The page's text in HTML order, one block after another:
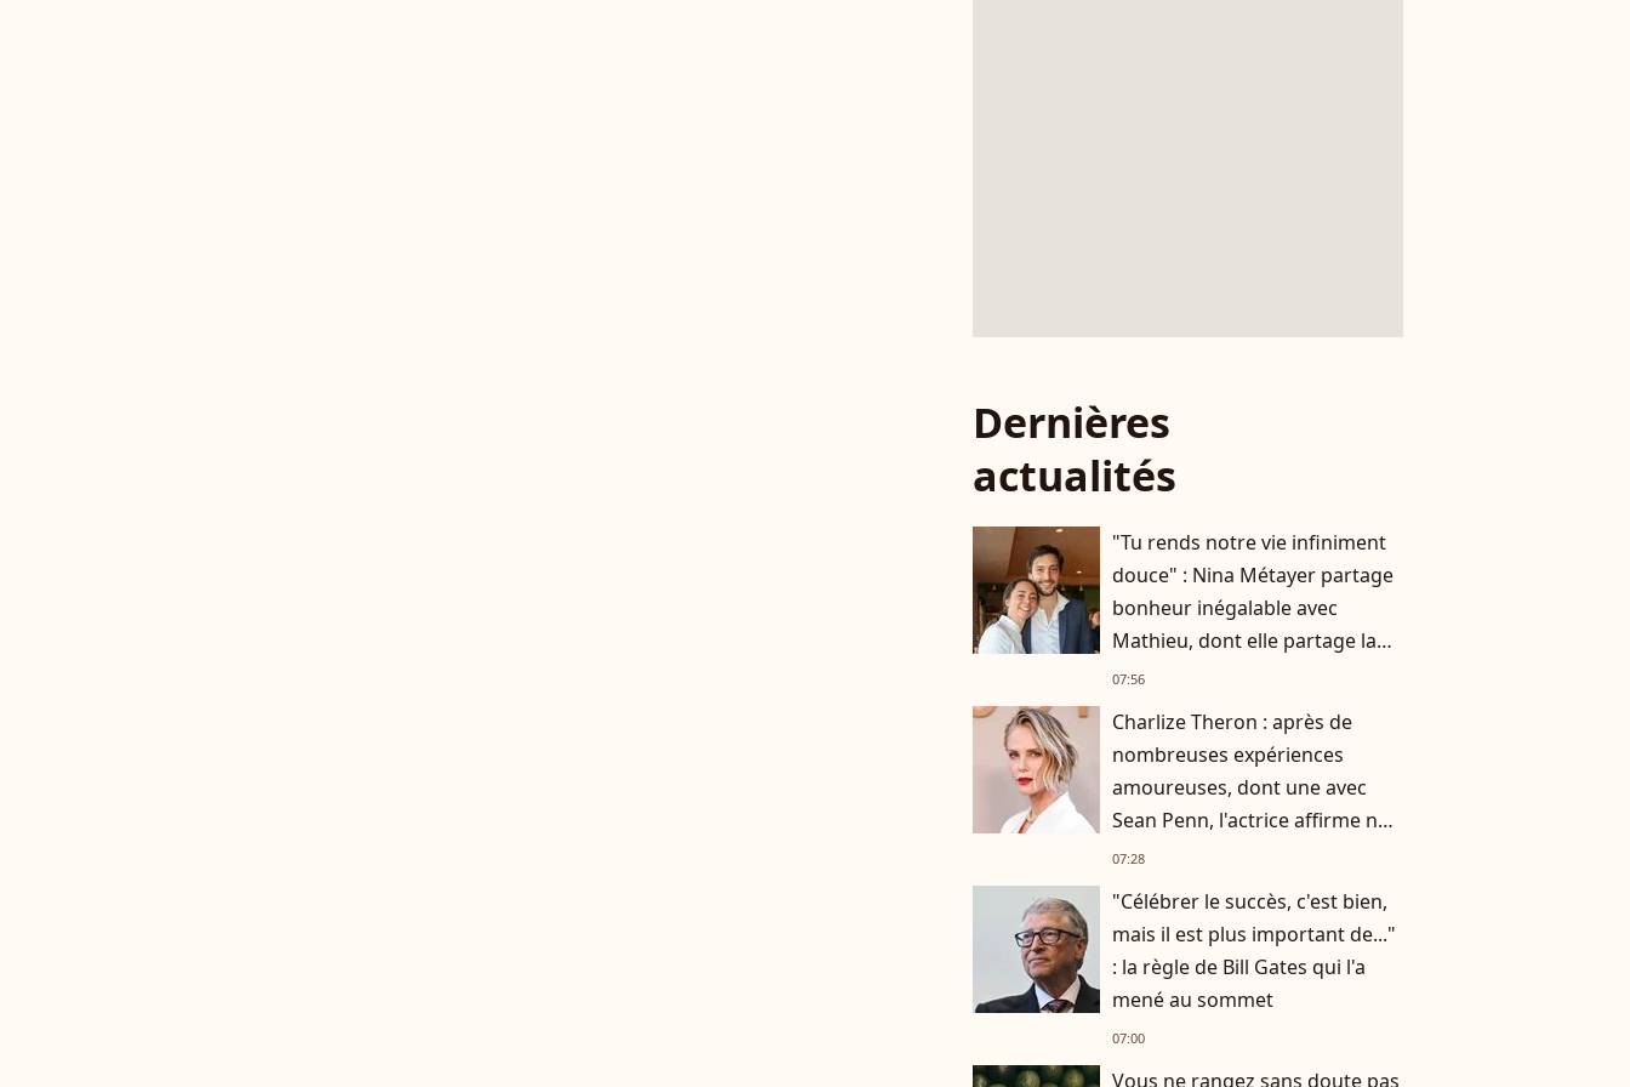
Dernières
actualités
"Tu rends notre vie infiniment
douce" : Nina Métayer partage
bonheur inégalable avec
Mathieu, dont elle partage la
vie depuis 10 ans
07:56
Charlize Theron : après de
nombreuses expériences
amoureuses, dont une avec
Sean Penn, l'actrice affirme ne
plus vouloir "vivre avec
07:28
"Célébrer le succès, c'est bien,
mais il est plus important de..."
: la règle de Bill Gates qui l'a
mené au sommet
07:00
Vous ne rangez sans doute pas